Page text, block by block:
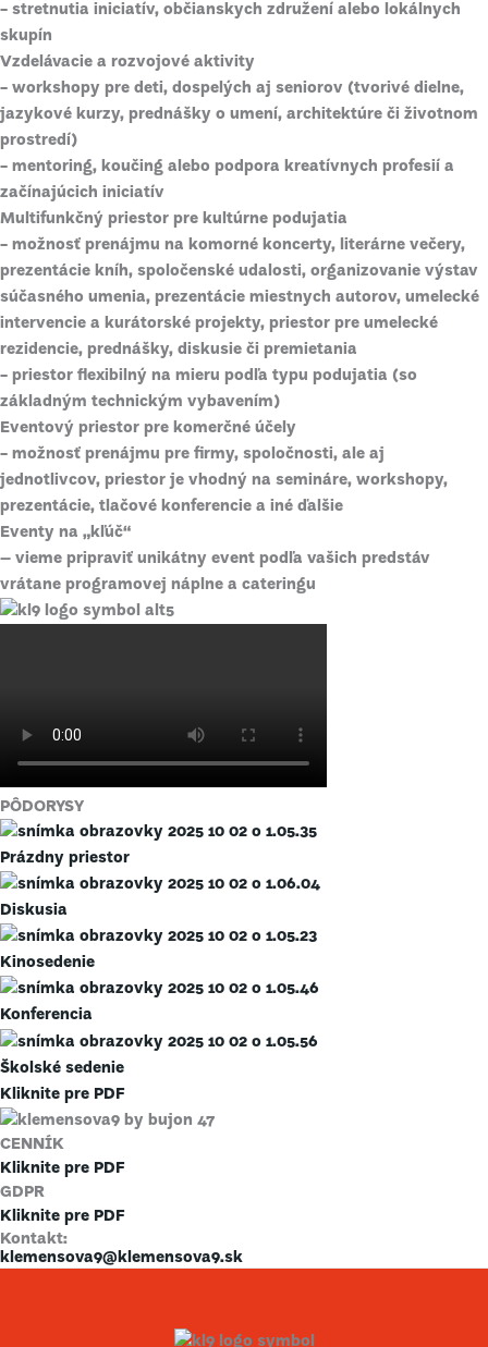
- stretnutia iniciatív, občianskych združení alebo lokálnych
skupín
Vzdelávacie a rozvojové aktivity
- workshopy pre deti, dospelých aj seniorov (tvorivé dielne,
jazykové kurzy, prednášky o umení, architektúre či životnom
prostredí)
- mentoring, koučing alebo podpora kreatívnych profesií a
začínajúcich iniciatív
Multifunkčný priestor pre kultúrne podujatia
- možnosť prenájmu na komorné koncerty, literárne večery,
prezentácie kníh, spoločenské udalosti, organizovanie výstav
súčasného umenia, prezentácie miestnych autorov, umelecké
intervencie a kurátorské projekty, priestor pre umelecké
rezidencie, prednášky, diskusie či premietania
- priestor flexibilný na mieru podľa typu podujatia (so
základným technickým vybavením)
Eventový priestor pre komerčné účely
- možnosť prenájmu pre firmy, spoločnosti, ale aj
jednotlivcov, priestor je vhodný na semináre, workshopy,
prezentácie, tlačové konferencie a iné ďalšie
Eventy na „kľúč“
– vieme pripraviť unikátny event podľa vašich predstáv
vrátane programovej náplne a cateringu
PÔDORYSY
Prázdny priestor
Diskusia
Kinosedenie
Konferencia
Školské sedenie
Kliknite pre PDF
CENNÍK
Kliknite pre PDF
GDPR
Kliknite pre PDF
Kontakt:
klemensova9@klemensova9.sk